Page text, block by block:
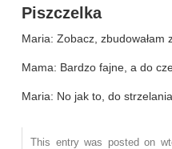
Piszczelka
Maria: Zobacz, zbudowałam
Mama: Bardzo fajne, a do
Maria: No jak to, do
This entry was posted on